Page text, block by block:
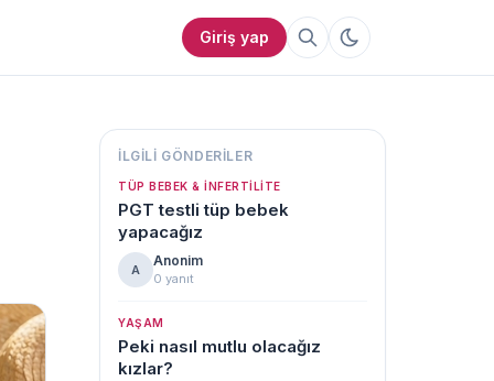
Giriş yap
İLGILI GÖNDERILER
TÜP BEBEK & İNFERTILITE
PGT testli tüp bebek
yapacağız
A
Anonim
0 yanıt
YAŞAM
Peki nasıl mutlu olacağız
kızlar?